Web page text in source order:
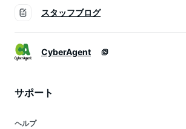
スタッフブログ
CyberAgent
サポート
ヘルプ